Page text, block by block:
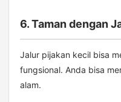
6. Taman dengan
Jalur pijakan kecil bisa
fungsional. Anda bisa
alam.